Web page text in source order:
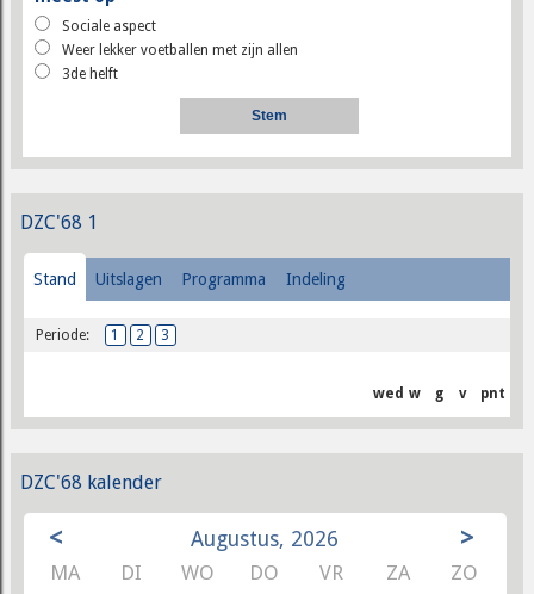
Sociale aspect
Weer lekker voetballen met zijn allen
3de helft
DZC'68 1
Stand Uitslagen Programma Indeling
Periode: 1 2 3
wed w g v pnt
DZC'68 kalender
< Augustus, 2026 >
MA DI WO DO VR ZA ZO